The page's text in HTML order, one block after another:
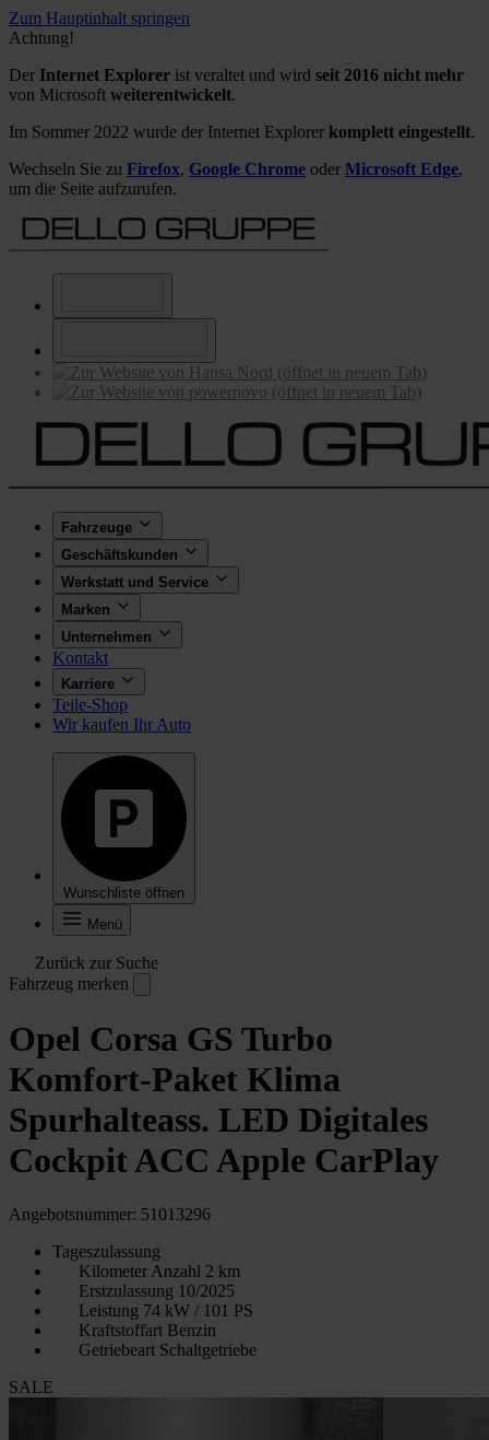
Zum Hauptinhalt springen
Achtung!
Der Internet Explorer ist veraltet und wird seit 2016 nicht mehr
von Microsoft weiterentwickelt.
Im Sommer 2022 wurde der Internet Explorer komplett eingestellt.
Wechseln Sie zu Firefox, Google Chrome oder Microsoft Edge,
um die Seite aufzurufen.
Fahrzeuge
Geschäftskunden
Werkstatt und Service
Marken
Unternehmen
Kontakt
Karriere
Teile-Shop
Wir kaufen Ihr Auto
Wunschliste öffnen
Menü
Zurück zur Suche
Fahrzeug merken
Opel Corsa GS Turbo
Komfort-Paket Klima
Spurhalteass. LED Digitales
Cockpit ACC Apple CarPlay
Angebotsnummer: 51013296
Tageszulassung
Kilometer Anzahl 2 km
Erstzulassung 10/2025
Leistung 74 kW / 101 PS
Kraftstoffart Benzin
Getriebeart Schaltgetriebe
SALE